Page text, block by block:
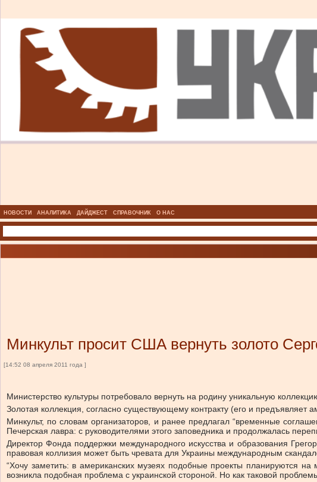
НОВОСТИ АНАЛИТИКА ДАЙДЖЕСТ СПРАВОЧНИК О НАС
Минкульт просит США вернуть золото
[14:52 08 апреля 2011 года ]
Министерство культуры потребовало вернуть на родину уникальную
Золотая коллекция, согласно существующему контракту (его и предъявляет
Минкульт, по словам организаторов, и ранее предлагал “временные
Печерская лавра: с руководителями этого заповедника и продолжалась
Директор Фонда поддержки международного искусства и образования
правовая коллизия может быть чревата для Украины международным
“Хочу заметить: в американских музеях подобные проекты планируются
возникла подобная проблема с украинской стороной. Но как таковой